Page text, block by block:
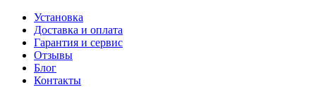
Установка
Доставка и оплата
Гарантия и сервис
Отзывы
Блог
Контакты